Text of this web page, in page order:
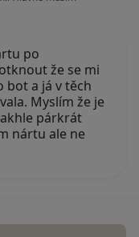
po
že se mi
bot a já v těch
Myslím že je
párkrát
nártu ale ne